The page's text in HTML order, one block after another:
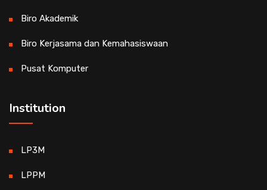
Biro Akademik
Biro Kerjasama dan Kemahasiswaan
Pusat Komputer
Institution
LP3M
LPPM